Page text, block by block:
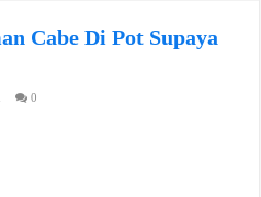
Cabe Di Pot Supaya
0